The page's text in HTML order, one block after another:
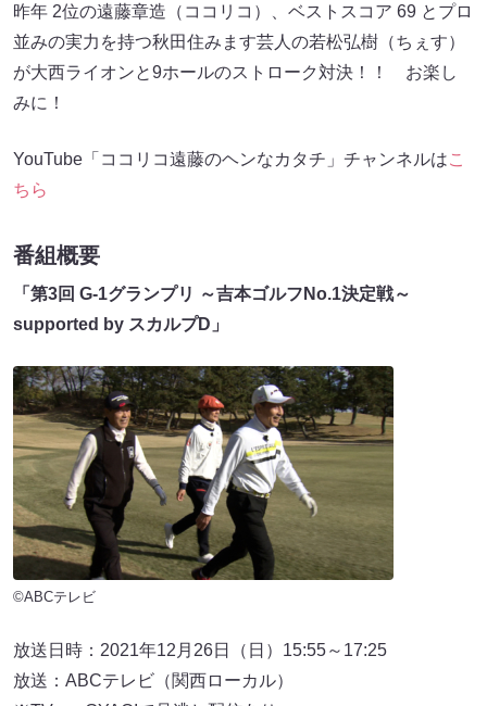
昨年 2位の遠藤章造（ココリコ）、ベストスコア 69 とプロ
並みの実力を持つ秋田住みます芸人の若松弘樹（ちぇす）
が大西ライオンと9ホールのストローク対決！！ お楽し
みに！
YouTube「ココリコ遠藤のヘンなカタチ」チャンネルはこ
ちら
番組概要
「第3回 G-1グランプリ ～吉本ゴルフNo.1決定戦～
supported by スカルプD」
©ABCテレビ
放送日時：2021年12月26日（日）15:55～17:25
放送：ABCテレビ（関西ローカル）